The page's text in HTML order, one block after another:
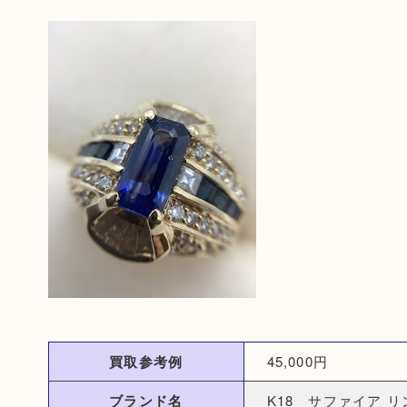
買取参考例 45,000円
ブランド名 K18 サファイア リ